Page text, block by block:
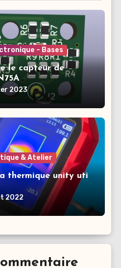
– Bases
le capteur de
2023
& Atelier
thermique unity uti
2022